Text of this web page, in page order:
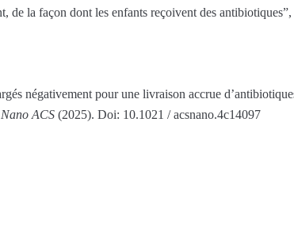
de la façon dont les enfants reçoivent des antibiotiques”,
négativement pour une livraison accrue
Nano ACS (2025). Doi: 10.1021 / acsnano.4c14097